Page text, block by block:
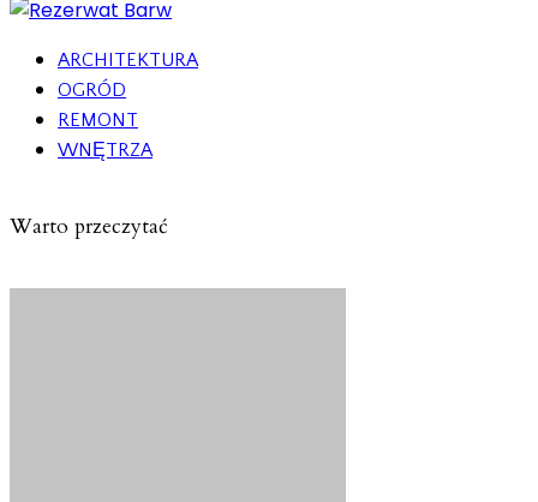
ARCHITEKTURA
OGRÓD
REMONT
WNĘTRZA
Warto przeczytać